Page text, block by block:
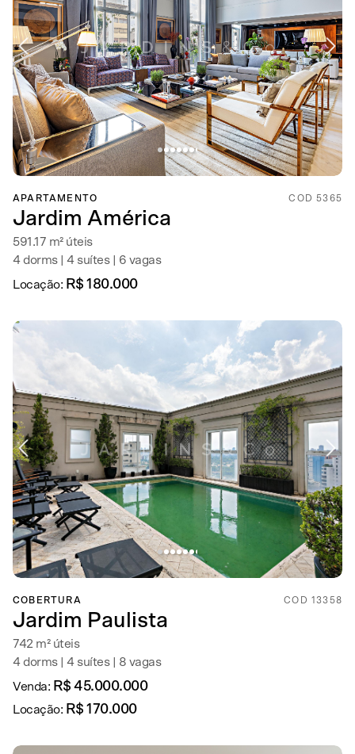
APARTAMENTO COD 5365
Jardim América
591.17 m² úteis
4 dorms | 4 suítes | 6 vagas
Locação: R$ 180.000
COBERTURA COD 13358
Jardim Paulista
742 m² úteis
4 dorms | 4 suítes | 8 vagas
Venda: R$ 45.000.000
Locação: R$ 170.000